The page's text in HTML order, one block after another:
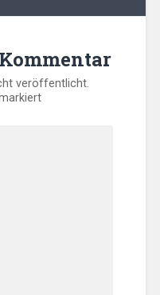
veröffentlicht.